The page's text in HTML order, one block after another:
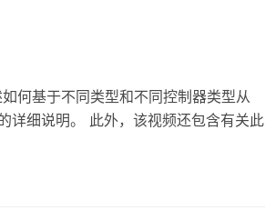
何基于不同类型和不同控制器类型从
详细说明。 此外，该视频还包含有关此